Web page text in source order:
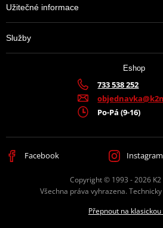
Užitečné informace
Služby
Eshop
733 538 252
Po-Pá (9-16)
Facebook Instagram
Copyright © 1993 - 2026 K2
Všechna práva vyhrazena.
Přepnout na klasickou